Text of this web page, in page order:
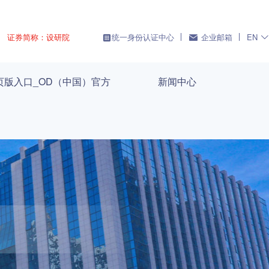
统一身份认证中心 企业邮箱 EN
证券简称：设研院
版入口_OD（中国）官方 新闻中心